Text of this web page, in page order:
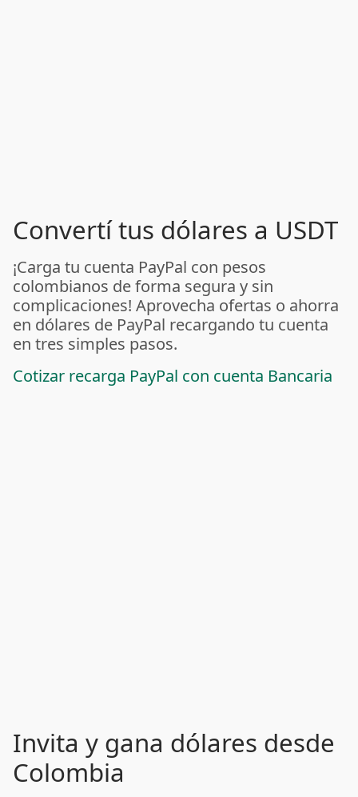
Convertí tus dólares a USDT
¡Carga tu cuenta PayPal con pesos
colombianos de forma segura y sin
complicaciones! Aprovecha ofertas o ahorra
en dólares de PayPal recargando tu cuenta
en tres simples pasos.
Cotizar recarga PayPal con cuenta Bancaria
Invita y gana dólares desde
Colombia